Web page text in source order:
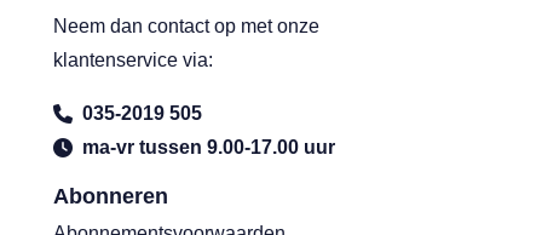
Abonneren
Neem dan contact op met onze
klantenservice via:
035-2019 505
ma-vr tussen 9.00-17.00 uur